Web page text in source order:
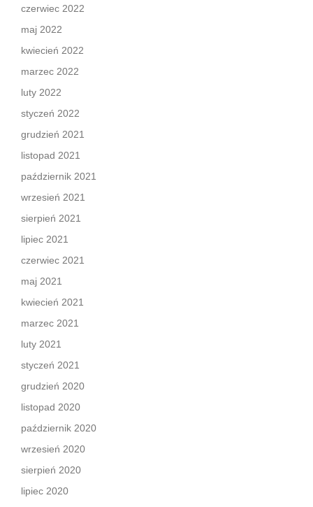
czerwiec 2022
maj 2022
kwiecień 2022
marzec 2022
luty 2022
styczeń 2022
grudzień 2021
listopad 2021
październik 2021
wrzesień 2021
sierpień 2021
lipiec 2021
czerwiec 2021
maj 2021
kwiecień 2021
marzec 2021
luty 2021
styczeń 2021
grudzień 2020
listopad 2020
październik 2020
wrzesień 2020
sierpień 2020
lipiec 2020